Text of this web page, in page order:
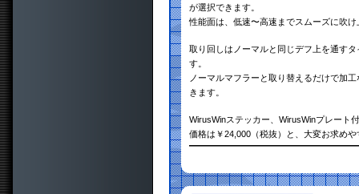
が選択できます。
性能面は、低速〜高速までスムーズに吹
取り回しはノーマルと同じデフ上を通す
す。
ノーマルマフラーと取り替えるだけで加
きます。
WirusWinステッカー、WirusWinプレート
価格は￥24,000（税抜）と、大変お求め